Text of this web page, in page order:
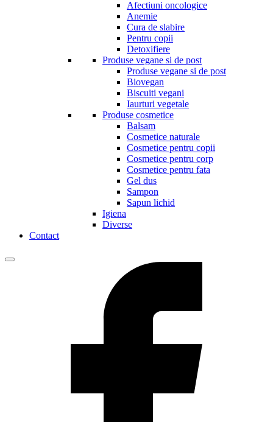
Afectiuni oncologice
Anemie
Cura de slabire
Pentru copii
Detoxifiere
Produse vegane si de post
Produse vegane si de post
Biovegan
Biscuiti vegani
Iaurturi vegetale
Produse cosmetice
Balsam
Cosmetice naturale
Cosmetice pentru copii
Cosmetice pentru corp
Cosmetice pentru fata
Gel dus
Sampon
Sapun lichid
Igiena
Diverse
Contact